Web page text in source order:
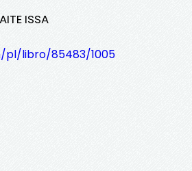
ISSA
libro/85483/1005